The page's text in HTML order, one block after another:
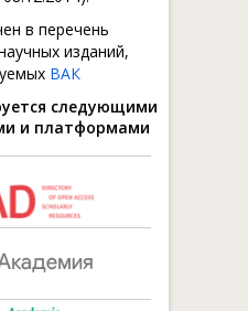
в перечень
изданий,
ВАК
следующими
и платформами